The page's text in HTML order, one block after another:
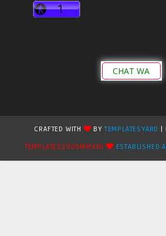
CHAT WA
CRAFTED WITH BYTEMPLATESYARD |
TEMPLATES2909MMXXII
ESTABLISHED